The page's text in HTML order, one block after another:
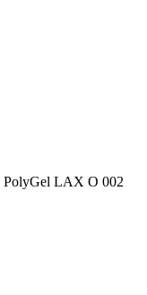
PolyGel LAX O 002